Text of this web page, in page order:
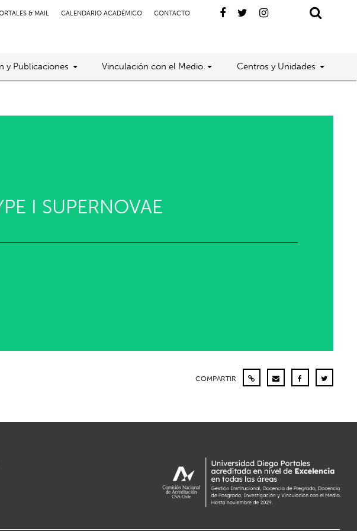
& MAIL CALENDARIO ACADÉMICO CONTACTO
y Publicaciones Vinculación con el Medio Centros y Unidades
I SUPERNOVAE
COMPARTIR